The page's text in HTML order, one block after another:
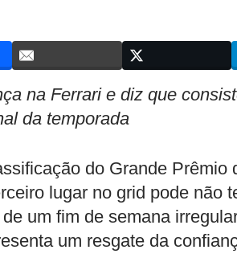
na Ferrari e diz que
da temporada
do Grande Prêmio
lugar no grid pode não
um fim de semana
um resgate da